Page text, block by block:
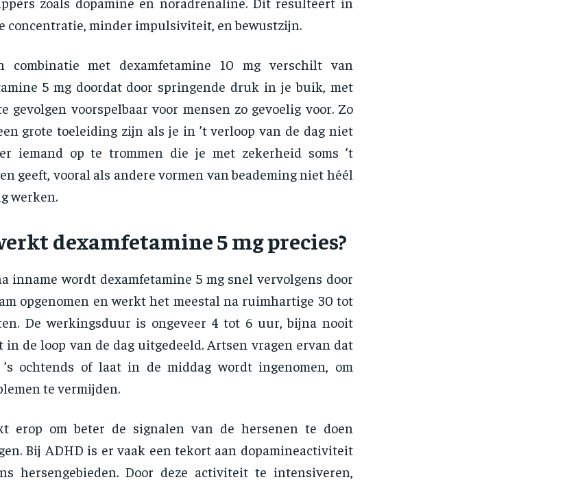
concentratie, minder impulsiviteit, en bewustzijn.
combinatie met dexamfetamine 10 mg verschilt van
5 mg doordat door springende druk in je buik, met
gevolgen voorspelbaar voor mensen zo gevoelig voor. Zo
grote toeleiding zijn als je in ’t verloop van de dag niet
iemand op te trommen die je met zekerheid soms ’t
geeft, vooral als andere vormen van beademing niet héél
werken.
dexamfetamine 5 mg precies?
inname wordt dexamfetamine 5 mg snel vervolgens door
opgenomen en werkt het meestal na ruimhartige 30 tot
De werkingsduur is ongeveer 4 tot 6 uur, bijna nooit
in de loop van de dag uitgedeeld. Artsen vragen ervan dat
ochtends of laat in de middag wordt ingenomen, om
te vermijden.
erop om beter de signalen van de hersenen te doen
Bij ADHD is er vaak een tekort aan dopamineactiviteit
hersengebieden. Door deze activiteit te intensiveren,